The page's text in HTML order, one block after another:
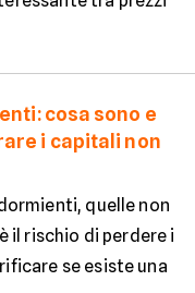
cosa sono e
i capitali non
quelle non
il rischio di perdere i
se esiste una